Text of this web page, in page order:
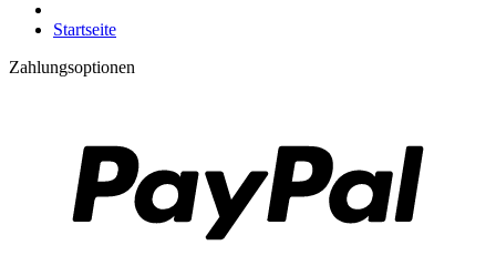
Startseite
Zahlungsoptionen